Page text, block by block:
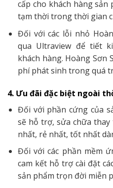
cấp cho khách hàng
tạm thời trong thời gian
Đối với các lỗi nhỏ
qua Ultraview để tiết
khách hàng. Hoàng Sơn
phí phát sinh trong quá
4. Ưu đãi đặc biệt ngoài
Đối với phần cứng của
sẽ hỗ trợ, sửa chữa
nhất, rẻ nhất, tốt nhất
Đối với các phần mềm
cam kết hỗ trợ cài đặt
sản phẩm trọn đời miễn